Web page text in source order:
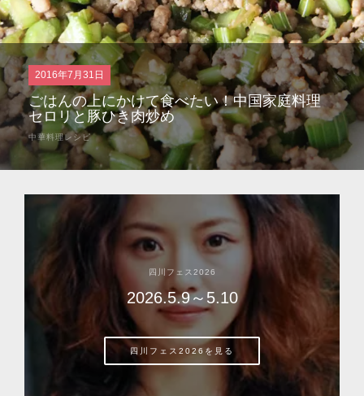
2016年7月5日
【動画】ドーンと豆板醤を入れる！辛い料理好
きにオススメなニンジンと鶏肉激辛煮込み
四川料理レシピ
サイゼリヤ投稿がまさかの大反響 先週、何気なく
席・烤羊肉餅」の投稿をしたら…四川料理じゃない
のに、過去最高のバズり方をしました（笑）⠀ まず
四川フェス2026
2026.5.9～5.10
四川フェス2026を見る